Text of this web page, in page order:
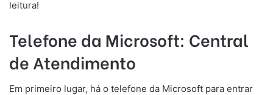
leitura!
Telefone da Microsoft: Central
de Atendimento
Em primeiro lugar, há o telefone da Microsoft para entrar